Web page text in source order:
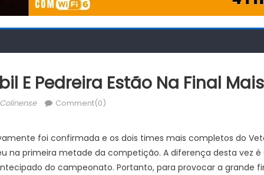
E Pedreira Estão Na Final
Comment(0)
foi confirmada e os dois times mais completos do
na primeira metade da competição. A diferença desta vez é
do campeonato. Portanto, para provocar a grande